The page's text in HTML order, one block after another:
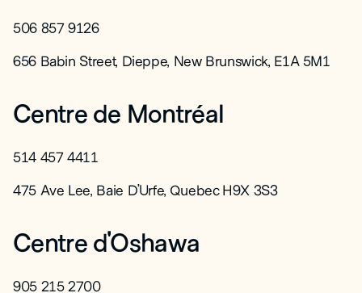
506 857 9126
656 Babin Street, Dieppe, New Brunswick, E1A 5M1
Centre de Montréal
514 457 4411
475 Ave Lee, Baie D’Urfe, Quebec H9X 3S3
Centre d'Oshawa
905 215 2700